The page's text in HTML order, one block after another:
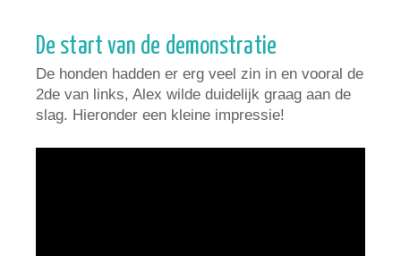
De start van de demonstratie
De honden hadden er erg veel zin in en vooral de
2de van links, Alex wilde duidelijk graag aan de
slag. Hieronder een kleine impressie!